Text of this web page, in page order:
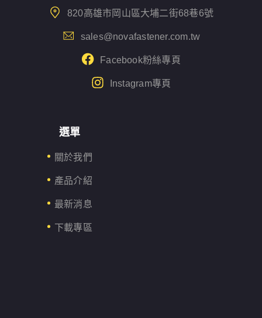
820高雄市岡山區大埔二街68巷6號
sales@novafastener.com.tw
Facebook粉絲專頁
Instagram專頁
選單
關於我們
產品介紹
最新消息
下載專區